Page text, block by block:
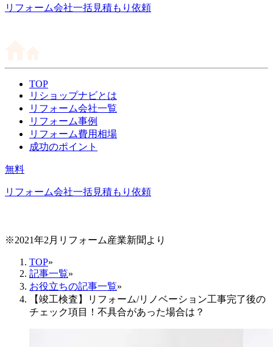
リフォーム会社一括見積もり依頼
TOP
リショップナビとは
リフォーム会社一覧
リフォーム事例
リフォーム費用相場
成功のポイント
無料
リフォーム会社一括見積もり依頼
※2021年2月リフォーム産業新聞より
TOP»
記事一覧»
お役立ちの記事一覧»
【竣工検査】リフォーム/リノベーション工事完了後の
チェック項目！不具合があった場合は？